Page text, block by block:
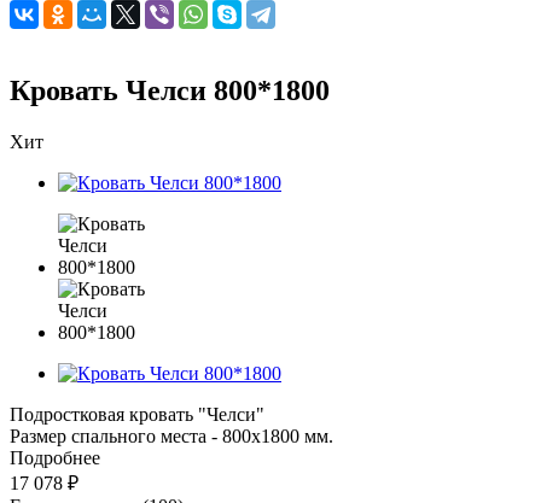
Кровать Челси 800*1800
Хит
Подростковая кровать "Челси"
Размер спального места - 800х1800 мм.
Подробнее
17 078 ₽